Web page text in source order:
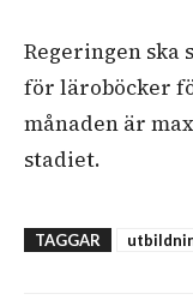
Regeringen ska
för läroböcker
månaden är
stadiet.
TAGGAR